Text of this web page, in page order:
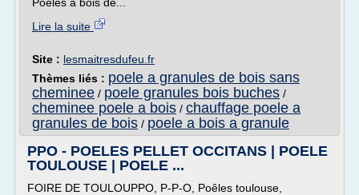
Lire la suite
Site : lesmaitresdufeu.fr
Thèmes liés : poele a granules de bois sans
cheminee / poele granules bois buches /
cheminee poele a bois / chauffage poele a
granules de bois / poele a bois a granule
PPO - POELES PELLET OCCITANS | POELE
TOULOUSE | POELE ...
FOIRE DE TOULOUPPO, P-P-O, Poêles toulouse,